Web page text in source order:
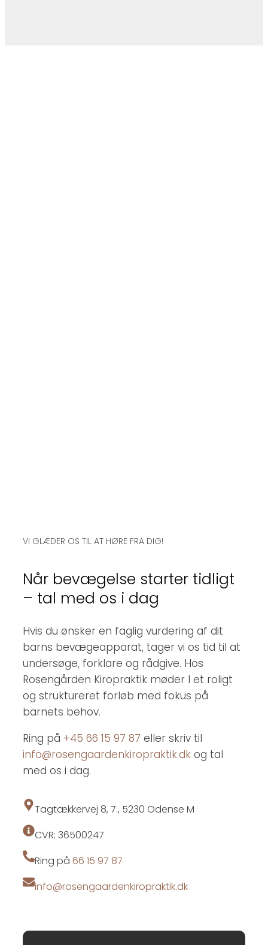
VI GLÆDER OS TIL AT HØRE FRA DIG!
Når bevægelse starter tidligt
– tal med os i dag
Hvis du ønsker en faglig vurdering af dit
barns bevægeapparat, tager vi os tid til at
undersøge, forklare og rådgive. Hos
Rosengården Kiropraktik møder I et roligt
og struktureret forløb med fokus på
barnets behov.
Ring på +45 66 15 97 87 eller skriv til
info@rosengaardenkiropraktik.dk og tal
med os i dag.
Tagtækkervej 8, 7., 5230 Odense M
CVR: 36500247
Ring på 66 15 97 87
info@rosengaardenkiropraktik.dk